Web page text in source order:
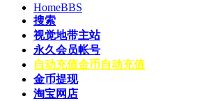
HomeBBS
搜索
视觉地带主站
永久会员帐号
自动充值金币自动充值
金币提现
淘宝网店